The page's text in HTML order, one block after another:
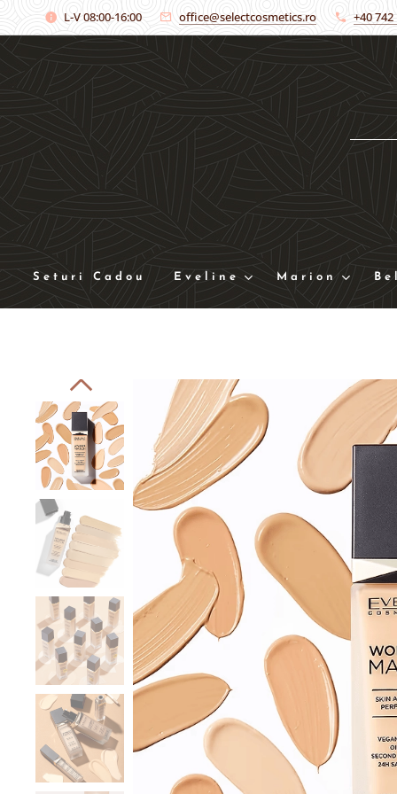
L-V 08:00-16:00 office@selectcosmetics.ro +40 742
Seturi Cadou Eveline Marion